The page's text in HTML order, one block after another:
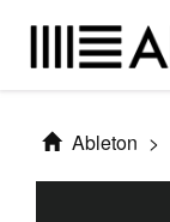
Ableton >